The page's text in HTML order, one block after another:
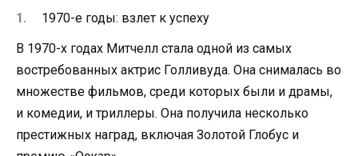
1970-е годы: взлет к успеху
В 1970-х годах Митчелл стала одной из самых
востребованных актрис Голливуда. Она снималась во
множестве фильмов, среди которых были и драмы,
и комедии, и триллеры. Она получила несколько
престижных наград, включая Золотой Глобус и